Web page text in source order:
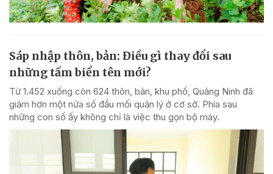
Sáp nhập thôn, bản: Điều gì thay đổi sau
những tấm biển tên mới?
Từ 1.452 xuống còn 624 thôn, bản, khu phố, Quảng Ninh đã
giảm hơn một nửa số đầu mối quản lý ở cơ sở. Phía sau
những con số ấy không chỉ là việc thu gọn bộ máy.